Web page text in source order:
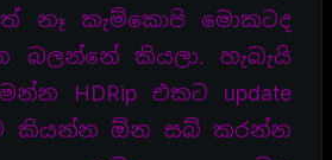
නෑ කැම්කොපි මොකටද
බලන්නේ කියලා. හැබැයි
HDRip එකට update
කියන්න ඕන සබ් කරන්න